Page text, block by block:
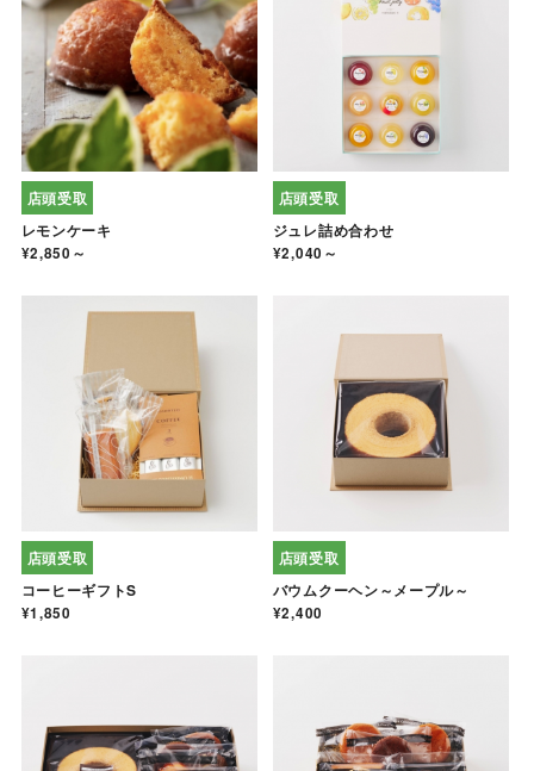
店頭受取
レモンケーキ
¥2,850～
店頭受取
ジュレ詰め合わせ
¥2,040～
店頭受取
コーヒーギフトS
¥1,850
店頭受取
バウムクーヘン～メープル～
¥2,400